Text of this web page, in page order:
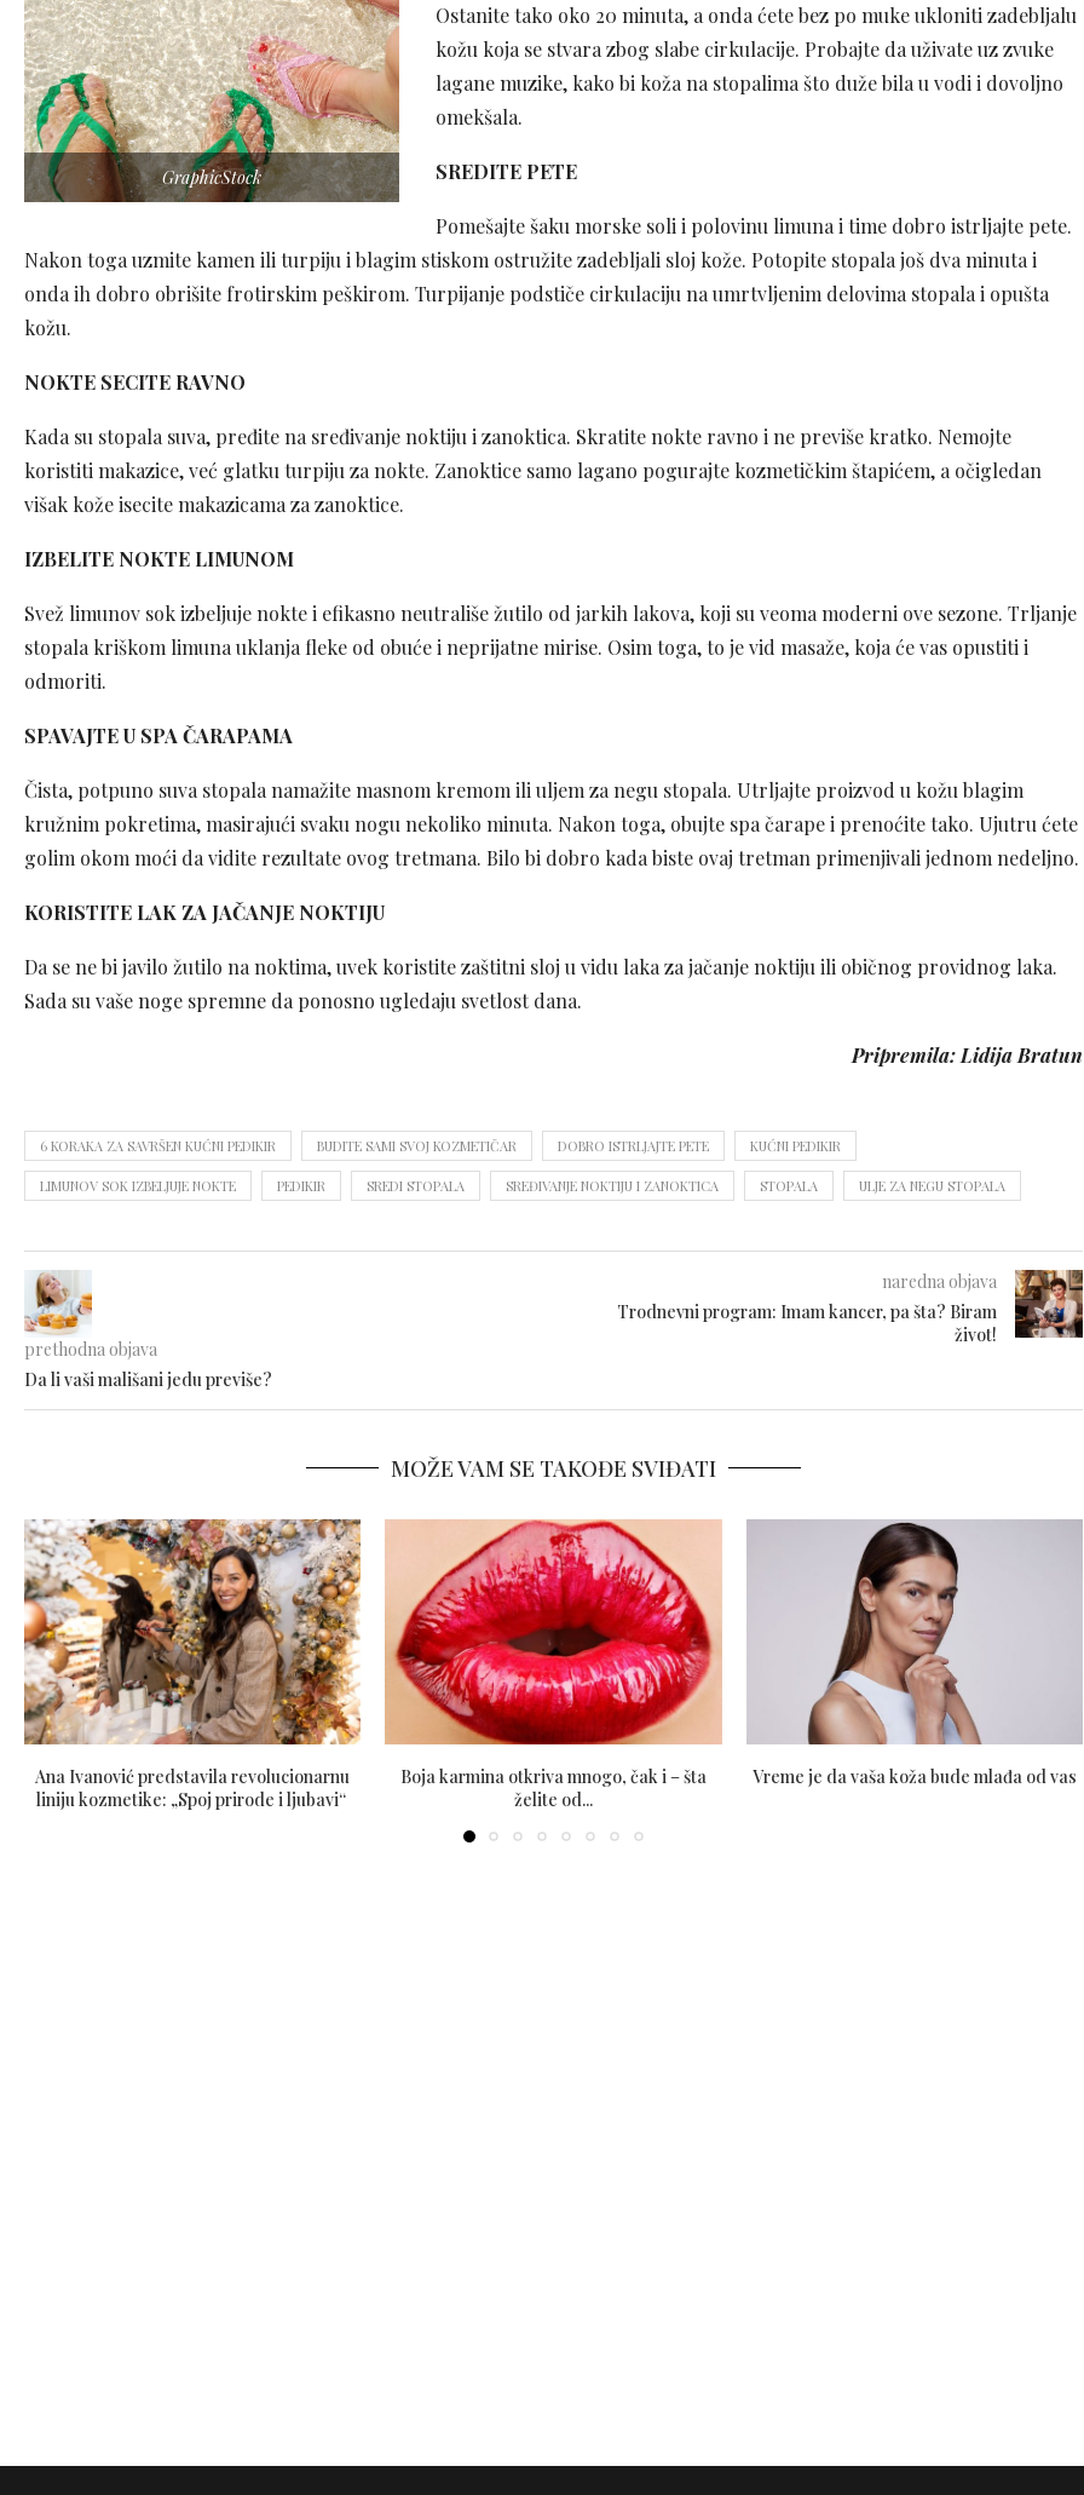
GraphicStock
Ostanite tako oko 20 minuta, a onda ćete bez po muke ukloniti zadebljalu
kožu koja se stvara zbog slabe cirkulacije. Probajte da uživate uz zvuke
lagane muzike, kako bi koža na stopalima što duže bila u vodi i dovoljno
omekšala.
SREDITE PETE
Pomešajte šaku morske soli i polovinu limuna i time dobro istrljajte pete.
Nakon toga uzmite kamen ili turpiju i blagim stiskom ostružite zadebljali sloj kože. Potopite stopala još dva minuta i
onda ih dobro obrišite frotirskim peškirom. Turpijanje podstiče cirkulaciju na umrtvljenim delovima stopala i opušta
kožu.
NOKTE SECITE RAVNO
Kada su stopala suva, pređite na sređivanje noktiju i zanoktica. Skratite nokte ravno i ne previše kratko. Nemojte
koristiti makazice, već glatku turpiju za nokte. Zanoktice samo lagano pogurajte kozmetičkim štapićem, a očigledan
višak kože isecite makazicama za zanoktice.
IZBELITE NOKTE LIMUNOM
Svež limunov sok izbeljuje nokte i efikasno neutrališe žutilo od jarkih lakova, koji su veoma moderni ove sezone. Trljanje
stopala kriškom limuna uklanja fleke od obuće i neprijatne mirise. Osim toga, to je vid masaže, koja će vas opustiti i
odmoriti.
SPAVAJTE U SPA ČARAPAMA
Čista, potpuno suva stopala namažite masnom kremom ili uljem za negu stopala. Utrljajte proizvod u kožu blagim
kružnim pokretima, masirajući svaku nogu nekoliko minuta. Nakon toga, obujte spa čarape i prenoćite tako. Ujutru ćete
golim okom moći da vidite rezultate ovog tretmana. Bilo bi dobro kada biste ovaj tretman primenjivali jednom nedeljno.
KORISTITE LAK ZA JAČANJE NOKTIJU
Da se ne bi javilo žutilo na noktima, uvek koristite zaštitni sloj u vidu laka za jačanje noktiju ili običnog providnog laka.
Sada su vaše noge spremne da ponosno ugledaju svetlost dana.
Pripremila: Lidija Bratun
6 KORAKA ZA SAVRŠEN KUĆNI PEDIKIR BUDITE SAMI SVOJ KOZMETIČAR DOBRO ISTRLJAJTE PETE KUĆNI PEDIKIR
LIMUNOV SOK IZBELJUJE NOKTE PEDIKIR SREDI STOPALA SREĐIVANJE NOKTIJU I ZANOKTICA STOPALA ULJE ZA NEGU STOPALA
prethodna objava
Da li vaši mališani jedu previše?
naredna objava
Trodnevni program: Imam kancer, pa šta? Biram
život!
MOŽE VAM SE TAKOĐE SVIĐATI
Ana Ivanović predstavila revolucionarnu
liniju kozmetike: „Spoj prirode i ljubavi“
Boja karmina otkriva mnogo, čak i – šta
želite od...
Vreme je da vaša koža bude mlađa od vas